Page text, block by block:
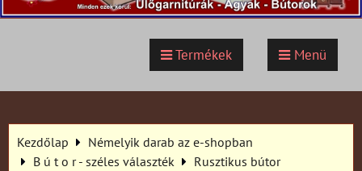
Termékek Menü
Kezdőlap
Némelyik darab az e-shopban
B ú t o r - széles választék
Rusztikus bútor